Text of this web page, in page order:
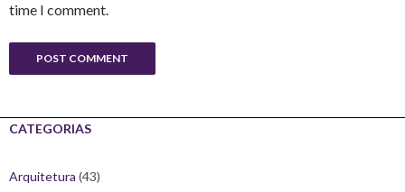
time I comment.
CATEGORIAS
Arquitetura (43)